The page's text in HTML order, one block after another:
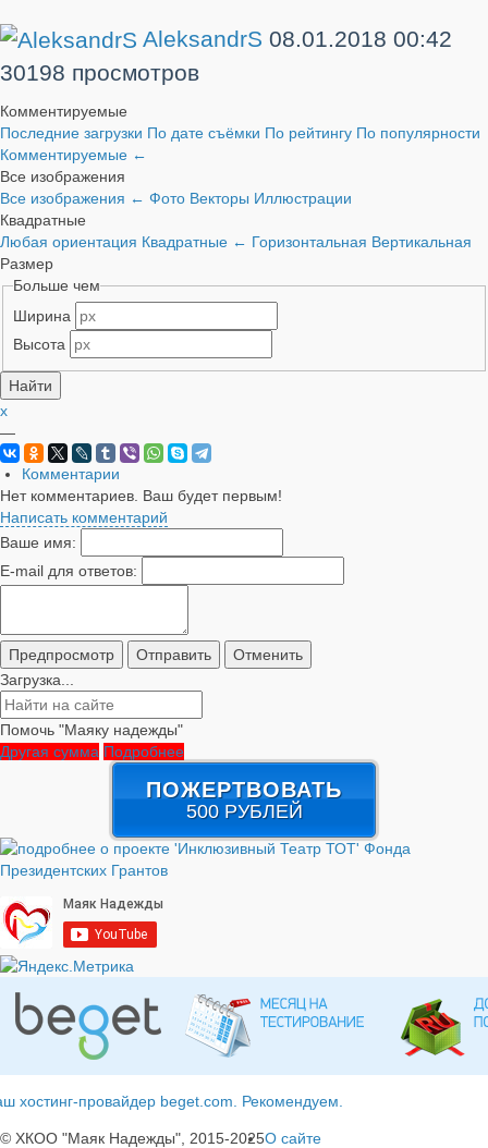
AleksandrS 08.01.2018 00:42
30198 просмотров
Комментируемые
Последние загрузки По дате съёмки По рейтингу По популярности
Комментируемые ←
Все изображения
Все изображения ← Фото Векторы Иллюстрации
Квадратные
Любая ориентация Квадратные ← Горизонтальная Вертикальная
Размер
Больше чем
Ширина
Высота
x
—
Комментарии
Нет комментариев. Ваш будет первым!
Написать комментарий
Ваше имя:
E-mail для ответов:
Загрузка...
Помочь "Маяку надежды"
Другая сумма Подробнее
ПОЖЕРТВОВАТЬ
500 РУБЛЕЙ
хостинг-провайдер beget.com. Рекомендуем.
© ХКОО "Маяк Надежды", 2015-2025О сайте